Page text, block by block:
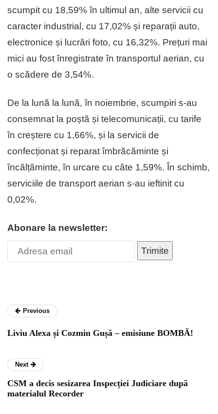
scumpit cu 18,59% în ultimul an, alte servicii cu
caracter industrial, cu 17,02% și reparații auto,
electronice și lucrări foto, cu 16,32%. Prețuri mai
mici au fost înregistrate în transportul aerian, cu
o scădere de 3,54%.
De la lună la lună, în noiembrie, scumpiri s-au
consemnat la poștă și telecomunicații, cu tarife
în creștere cu 1,66%, și la servicii de
confecționat și reparat îmbrăcăminte și
încălțăminte, în urcare cu câte 1,59%. În schimb,
serviciile de transport aerian s-au ieftinit cu
0,02%.
Abonare la newsletter:
Trimite
Previous
Liviu Alexa și Cozmin Gușă – emisiune BOMBĂ!
Next
CSM a decis sesizarea Inspecției Judiciare după
materialul Recorder